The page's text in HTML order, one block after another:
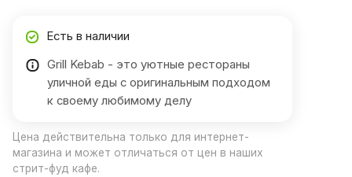
Есть в наличии
Grill Kebab - это уютные рестораны
уличной еды с оригинальным подходом
к своему любимому делу
Цена действительна только для интернет-
магазина и может отличаться от цен в наших
стрит-фуд кафе.